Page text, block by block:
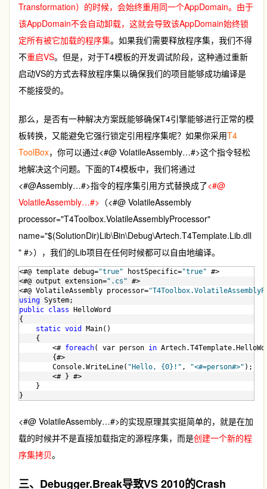
Transformation）的时候，会始终重用同一个AppDomain。由于
该AppDomain不会自动卸载，这就会导致该AppDomain始终锁
定所有被它加载的程序集。如果我们需要释放程序集，我们不得
不重启VS。但是，对于T4模板的开发调试阶段，这种通过重新
启动VS的方式去释放程序集以确保我们的项目能够成功编译是
不能接受的。
那么，是否有一种解决方案既能够确保T4引擎能够进行正常的模
板转换，又能避免它强行锁定引用程序集呢？如果你采用T4
ToolBox，你可以通过<#@ VolatileAssembly…#>这个指令轻松
地解决这个问题。下面的T4模板中，我们将通过
<#@Assembly…#>指令的程序集引用方式替换成了<#@
VolatileAssembly…#> （<#@ VolatileAssembly
processor="T4Toolbox.VolatileAssemblyProcessor"
name="$(SolutionDir)Lib\Bin\Debug\Artech.T4Template.Lib.dll
" #>），我们的Lib项目在任何时候都可以自由地编译。
<#@ template debug="true" hostSpecific="true" #>
<#@ output extension=".cs" #>
<#@ VolatileAssembly processor=
using System;
public class HelloWord
{
static void
Main()
    {
        <#
foreach( var person in
        {#>
        Console.WriteLine(
"Hello, {0}!" , "<#=person#>"
        <# } #>
    }
}
<#@ VolatileAssembly…#>的实现原理其实挺简单的，就是在加
载的时候并不是直接加载指定的源程序集，而是创建一个新的程
序集拷贝。
三、Debugger.Break导致VS 2010的Crash